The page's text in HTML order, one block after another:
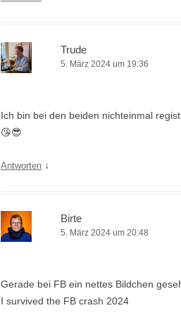
Trude
5. März 2024 um 19:36
Ich bin bei den beiden nichteinmal
😘😎
Antworten ↓
Birte
5. März 2024 um 20:48
Gerade bei FB ein nettes Bildchen
I survived the FB crash 2024